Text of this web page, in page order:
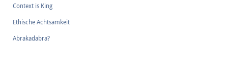
Context is King
Ethische Achtsamkeit
Abrakadabra?